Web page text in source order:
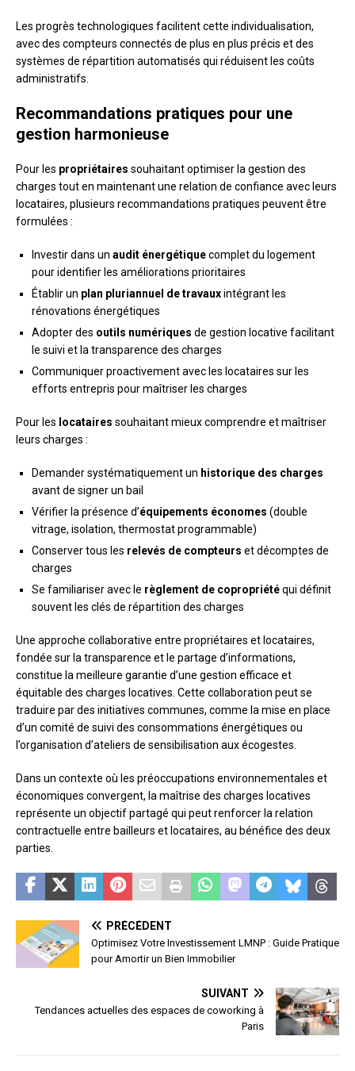
Les progrès technologiques facilitent cette individualisation,
avec des compteurs connectés de plus en plus précis et des
systèmes de répartition automatisés qui réduisent les coûts
administratifs.
Recommandations pratiques pour une
gestion harmonieuse
Pour les propriétaires souhaitant optimiser la gestion des
charges tout en maintenant une relation de confiance avec leurs
locataires, plusieurs recommandations pratiques peuvent être
formulées :
Investir dans un audit énergétiquecomplet du logement
pour identifier les améliorations prioritaires
Établir un plan pluriannuel de travauxintégrant les
rénovations énergétiques
Adopter des outils numériques de gestion locative facilitant
le suivi et la transparence des charges
Communiquer proactivement avec les locataires sur les
efforts entrepris pour maîtriser les charges
Pour les locataires souhaitant mieux comprendre et maîtriser
leurs charges :
Demander systématiquement un historique des charges
avant de signer un bail
Vérifier la présence d’équipements économes (double
vitrage, isolation, thermostat programmable)
Conserver tous les relevés de compteurs et décomptes de
charges
Se familiariser avec le règlement de copropriétéqui définit
souvent les clés de répartition des charges
Une approche collaborative entre propriétaires et locataires,
fondée sur la transparence et le partage d’informations,
constitue la meilleure garantie d’une gestion efficace et
équitable des charges locatives. Cette collaboration peut se
traduire par des initiatives communes, comme la mise en place
d’un comité de suivi des consommations énergétiques ou
l’organisation d’ateliers de sensibilisation aux écogestes.
Dans un contexte où les préoccupations environnementales et
économiques convergent, la maîtrise des charges locatives
représente un objectif partagé qui peut renforcer la relation
contractuelle entre bailleurs et locataires, au bénéfice des deux
parties.
PRÉCÉDENT
Optimisez Votre Investissement LMNP : Guide Pratique
pour Amortir un Bien Immobilier
SUIVANT
Tendances actuelles des espaces de coworking à
Paris